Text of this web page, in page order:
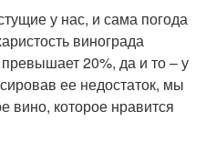
у нас, и сама погода
винограда
20%, да и то – у
ее недостаток, мы
вино, которое нравится